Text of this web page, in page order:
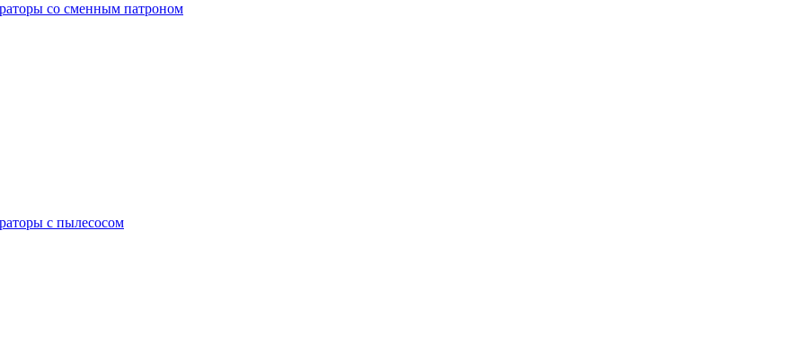
со сменным патроном
с пылесосом